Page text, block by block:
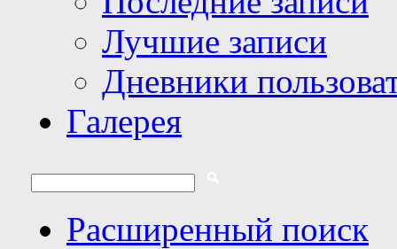
Лучшие записи
Дневники
Галерея
Расширенный поиск